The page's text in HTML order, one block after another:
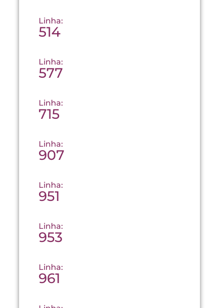
Linha:
514
Linha:
577
Linha:
715
Linha:
907
Linha:
951
Linha:
953
Linha:
961